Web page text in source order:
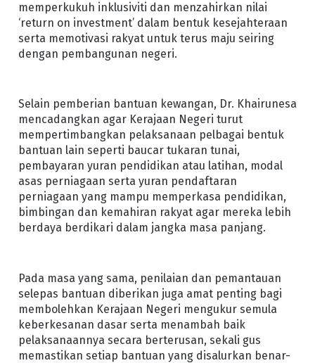
memperkukuh inklusiviti dan menzahirkan nilai
‘return on investment’ dalam bentuk kesejahteraan
serta memotivasi rakyat untuk terus maju seiring
dengan pembangunan negeri.
Selain pemberian bantuan kewangan, Dr. Khairunesa
mencadangkan agar Kerajaan Negeri turut
mempertimbangkan pelaksanaan pelbagai bentuk
bantuan lain seperti baucar tukaran tunai,
pembayaran yuran pendidikan atau latihan, modal
asas perniagaan serta yuran pendaftaran
perniagaan yang mampu memperkasa pendidikan,
bimbingan dan kemahiran rakyat agar mereka lebih
berdaya berdikari dalam jangka masa panjang.
Pada masa yang sama, penilaian dan pemantauan
selepas bantuan diberikan juga amat penting bagi
membolehkan Kerajaan Negeri mengukur semula
keberkesanan dasar serta menambah baik
pelaksanaannya secara berterusan, sekali gus
memastikan setiap bantuan yang disalurkan benar-